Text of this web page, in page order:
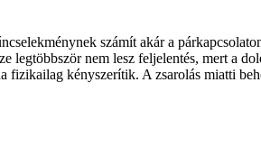
számít akár a
legtöbbször nem lesz feljelentés, mert a
kényszerítik. A zsarolás miatti